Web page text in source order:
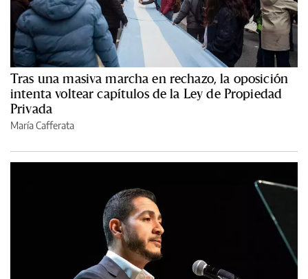
Tras una masiva marcha en rechazo, la oposición
intenta voltear capítulos de la Ley de Propiedad
Privada
María Cafferata